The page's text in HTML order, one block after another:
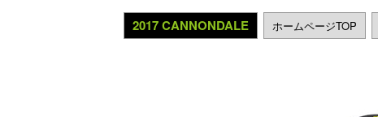
2017 CANNONDALE ホームページTOP